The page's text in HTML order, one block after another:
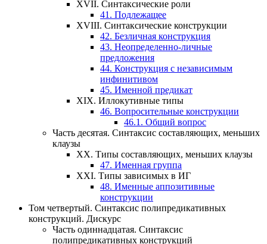
XVII. Синтаксические роли
41. Подлежащее
XVIII. Синтаксические конструкции
42. Безличная конструкция
43. Неопределенно-личные
предложения
44. Конструкция с независимым
инфинитивом
45. Именной предикат
XIX. Иллокутивные типы
46. Вопросительные конструкции
46.1. Общий вопрос
Часть десятая. Синтаксис составляющих, меньших
клаузы
XX. Типы составляющих, меньших клаузы
47. Именная группа
XXI. Типы зависимых в ИГ
48. Именные аппозитивные
конструкции
Том четвертый. Синтаксис полипредикативных
конструкций. Дискурс
Часть одиннадцатая. Синтаксис
полипредикативных конструкций